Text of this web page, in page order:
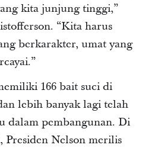
kita junjung tinggi,”
“Kita harus
berkarakter, umat yang
166 bait suci di
lebih banyak lagi telah
dalam pembangunan. Di
Presiden Nelson merilis